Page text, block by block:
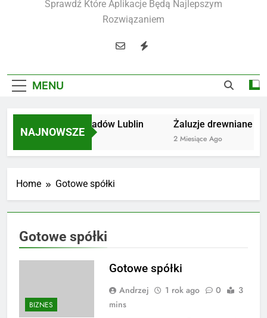
Sprawdź Które Aplikacje Będą Najlepszym
Rozwiązaniem
MENU
NAJNOWSZE
Utylizacja odpadów Lublin
2 Miesiące Ago
Żaluzje drewniane
2 Miesiące Ago
Home Gotowe spółki
Gotowe spółki
BIZNES
Gotowe spółki
Andrzej 1 rok ago 0
3
mins